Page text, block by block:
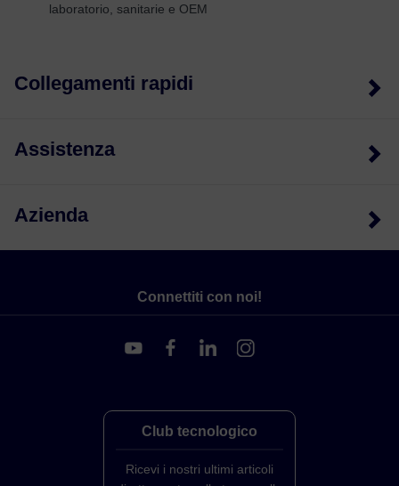
laboratorio, sanitarie e OEM
Collegamenti rapidi
Assistenza
Azienda
Connettiti con noi!
Club tecnologico
Ricevi i nostri ultimi articoli